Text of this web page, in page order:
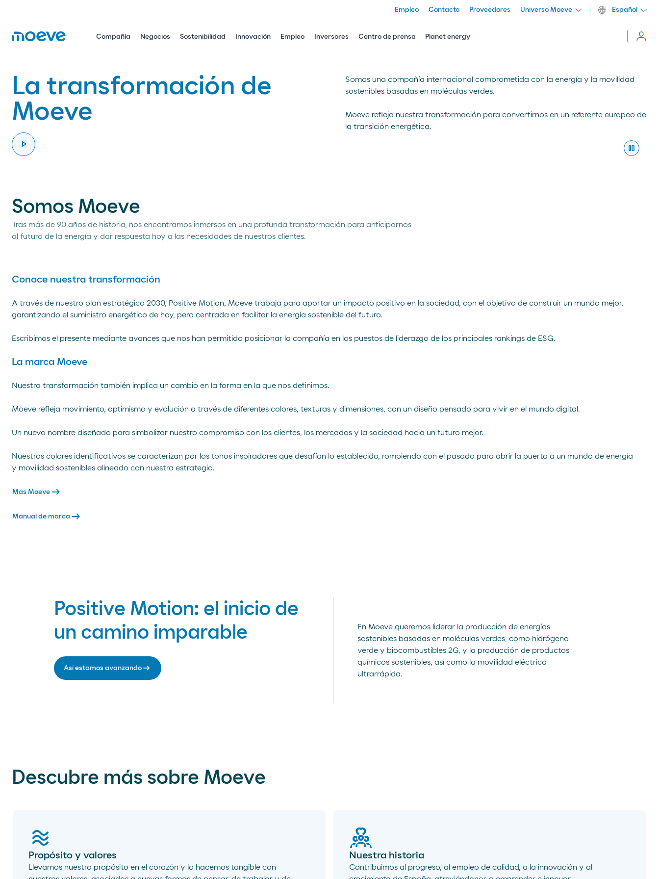
Compañía Negocios Sostenibilidad Innovación Empleo Inversores Centro de prensa Planet energy
Empleo Contacto Proveedores Universo Moeve Español
La transformación de
Moeve
Somos una compañía internacional comprometida con la energía y la movilidad
sostenibles basadas en moléculas verdes.
Moeve refleja nuestra transformación para convertirnos en un referente europeo de
la transición energética.
pausePausar
play_arrow
Ver vídeo
Somos Moeve
Tras más de 90 años de historia, nos encontramos inmersos en una profunda transformación para anticiparnos
al futuro de la energía y dar respuesta hoy a las necesidades de nuestros clientes.
Conoce nuestra transformación
A través de nuestro plan estratégico 2030, Positive Motion, Moeve trabaja para aportar un impacto positivo en la sociedad, con el objetivo de construir un mundo mejor,
garantizando el suministro energético de hoy, pero centrada en facilitar la energía sostenible del futuro.
Escribimos el presente mediante avances que nos han permitido posicionar la compañía en los puestos de liderazgo de los principales rankings de ESG.
La marca Moeve
Nuestra transformación también implica un cambio en la forma en la que nos definimos.
Moeve refleja movimiento, optimismo y evolución a través de diferentes colores, texturas y dimensiones, con un diseño pensado para vivir en el mundo digital.
Un nuevo nombre diseñado para simbolizar nuestro compromiso con los clientes, los mercados y la sociedad hacia un futuro mejor.
Nuestros colores identificativos se caracterizan por los tonos inspiradores que desafían lo establecido, rompiendo con el pasado para abrir la puerta a un mundo de energía
y movilidad sostenibles alineado con nuestra estrategia.
Más Moeve arrow_right_alt
Manual de marca arrow_right_alt
Positive Motion: el inicio de
un camino imparable
En Moeve queremos liderar la producción de energías
sostenibles basadas en moléculas verdes, como hidrógeno
verde y biocombustibles 2G, y la producción de productos
químicos sostenibles, así como la movilidad eléctrica
ultrarrápida.
Así estamos avanzando arrow_right_alt
Descubre más sobre Moeve
airwave
Propósito y valores
Llevamos nuestro propósito en el corazón y lo hacemos tangible con
Nuestra historia
Contribuimos al progreso, al empleo de calidad, a la innovación y al